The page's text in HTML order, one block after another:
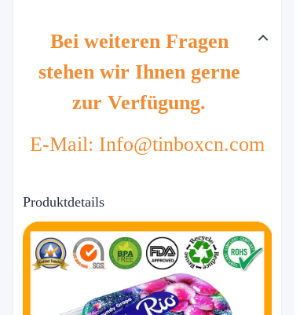
Bei weiteren Fragen
stehen wir Ihnen gerne
zur Verfügung.
E-Mail: Info@tinboxcn.com
Produktdetails